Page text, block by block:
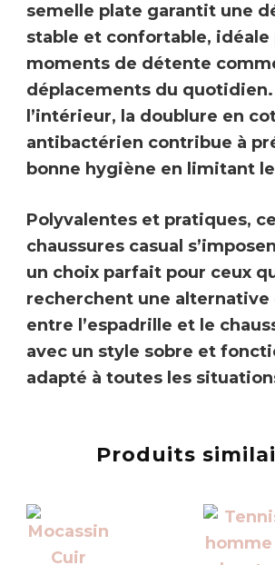
semelle plate garantit une
stable et confortable, idéale
moments de détente
déplacements du
l’intérieur, la doublure en
antibactérien contribue à
bonne hygiène en limitant
Polyvalentes et pratiques,
chaussures casual
un choix parfait pour ceux
recherchent une
entre l’espadrille et le
avec un style sobre et
adapté à toutes les
Produits